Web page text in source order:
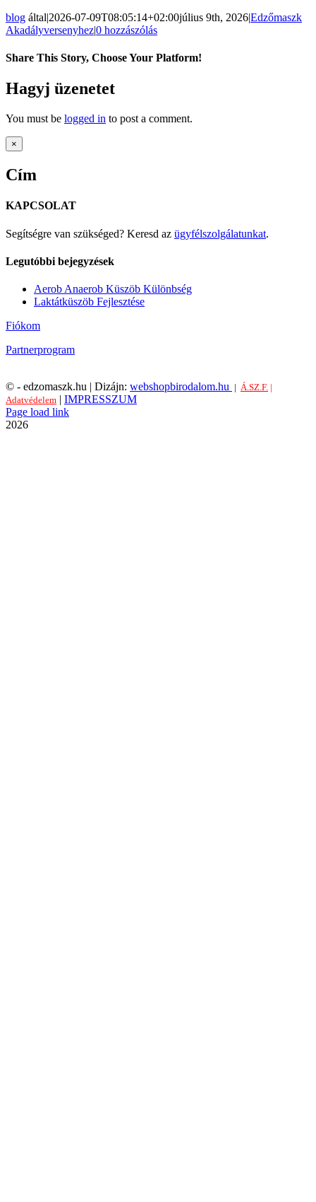
blog által|2026-07-09T08:05:14+02:00július 9th, 2026|Edzőmaszk
Akadályversenyhez|0 hozzászólás
Share This Story, Choose Your Platform!
Facebook
Twitter
Reddit
LinkedIn
Pinterest
Email:
Hagyj üzenetet
You must be logged in to post a comment.
Close
product
view
×
Cím
KAPCSOLAT
Segítségre van szükséged? Keresd az ügyfélszolgálatunkat.
Legutóbbi bejegyzések
Aerob Anaerob Küszöb Különbség
Laktátküszöb Fejlesztése
Fiókom
Partnerprogram
© - edzomaszk.hu | Dizájn: webshopbirodalom.hu | Á.SZ.F. |
Adatvédelem | IMPRESSZUM
Facebook
Page load link
Go
2026